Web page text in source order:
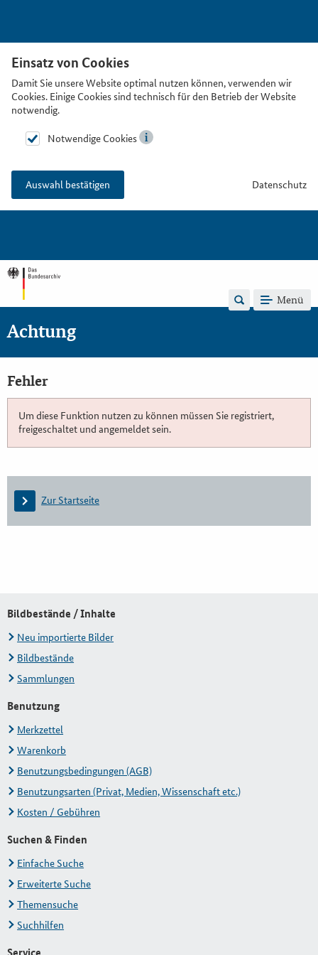
Einsatz von Cookies
Damit Sie unsere Website optimal nutzen können, verwenden wir
Cookies. Einige Cookies sind technisch für den Betrieb der Website
notwendig.
Notwendige Cookies
Auswahl bestätigen Datenschutz
Menü
Achtung
Fehler
Um diese Funktion nutzen zu können müssen Sie registriert,
freigeschaltet und angemeldet sein.
Zur Startseite
Bildbestände / Inhalte
Neu importierte Bilder
Bildbestände
Sammlungen
Benutzung
Merkzettel
Warenkorb
Benutzungsbedingungen (AGB)
Benutzungsarten (Privat, Medien, Wissenschaft etc.)
Kosten / Gebühren
Suchen & Finden
Einfache Suche
Erweiterte Suche
Themensuche
Suchhilfen